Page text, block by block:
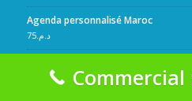
Agenda personnalisé Maroc
د.م.75
د.م. Commercial